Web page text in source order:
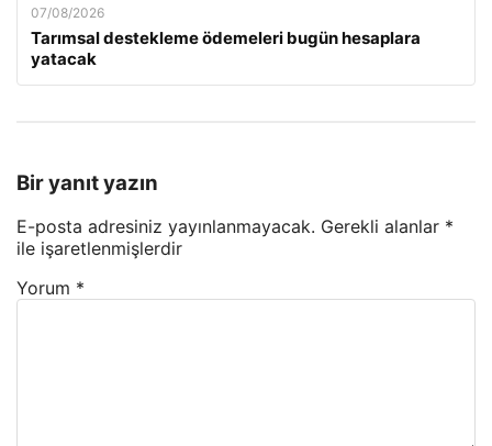
07/08/2026
Tarımsal destekleme ödemeleri bugün hesaplara
yatacak
Bir yanıt yazın
E-posta adresiniz yayınlanmayacak. Gerekli alanlar *
ile işaretlenmişlerdir
Yorum *